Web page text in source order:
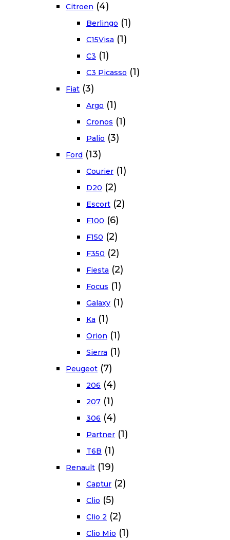
Citroen (4)
Berlingo (1)
C15Visa (1)
C3 (1)
C3 Picasso (1)
Fiat (3)
Argo (1)
Cronos (1)
Palio (3)
Ford (13)
Courier (1)
D20 (2)
Escort (2)
F100 (6)
F150 (2)
F350 (2)
Fiesta (2)
Focus (1)
Galaxy (1)
Ka (1)
Orion (1)
Sierra (1)
Peugeot (7)
206 (4)
207 (1)
306 (4)
Partner (1)
T6B (1)
Renault (19)
Captur (2)
Clio (5)
Clio 2 (2)
Clio Mio (1)